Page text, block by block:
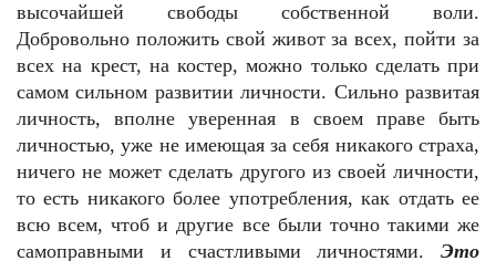
высочайшей свободы собственной воли.
Добровольно положить свой живот за всех, пойти за
всех на крест, на костер, можно только сделать при
самом сильном развитии личности. Сильно развитая
личность, вполне уверенная в своем праве быть
личностью, уже не имеющая за себя никакого страха,
ничего не может сделать другого из своей личности,
то есть никакого более употребления, как отдать ее
всю всем, чтоб и другие все были точно такими же
самоправными и счастливыми личностями. Это